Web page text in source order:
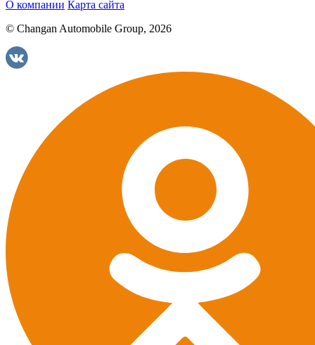
О компании Карта сайта
© Changan Automobile Group, 2026